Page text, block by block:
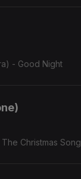
- Good Night
Christmas Song